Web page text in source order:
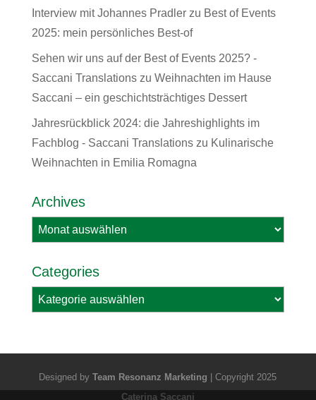
Interview mit Johannes Pradlerzu Best of Events
2025: mein persönliches Best-of
Sehen wir uns auf der Best of Events 2025? -
Saccani Translationszu Weihnachten im Hause
Saccani – ein geschichtsträchtiges Dessert
Jahresrückblick 2024: die Jahreshighlights im
Fachblog - Saccani Translationszu Kulinarische
Weihnachten in Emilia Romagna
Archives
Archives
Categories
Categories
Designed byTeam Resonanz Marketing | Copyright 2025
Caterina Saccani